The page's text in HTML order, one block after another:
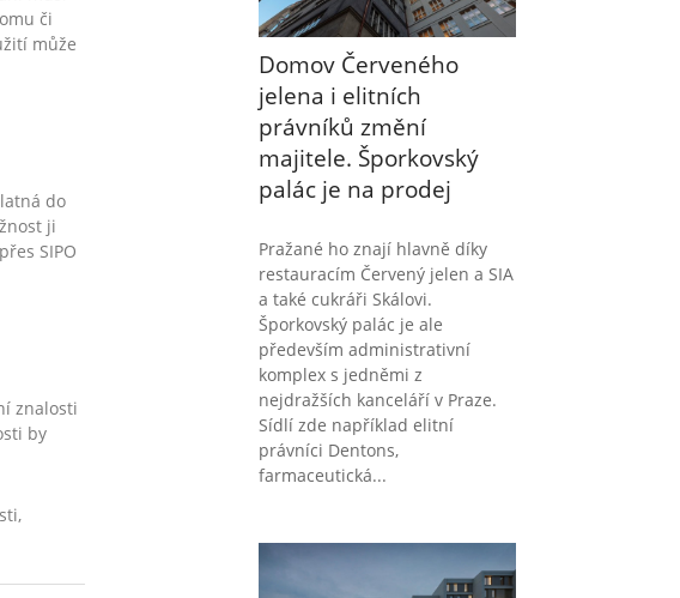
či
může
do
ji
SIPO
znalosti
by
Domov Červeného
jelena i elitních
právníků změní
majitele. Šporkovský
palác je na prodej
Pražané ho znají hlavně díky
restauracím Červený jelen a SIA
a také cukráři Skálovi.
Šporkovský palác je ale
především administrativní
komplex s jedněmi z
nejdražších kanceláří v Praze.
Sídlí zde například elitní
právníci Dentons,
farmaceutická...